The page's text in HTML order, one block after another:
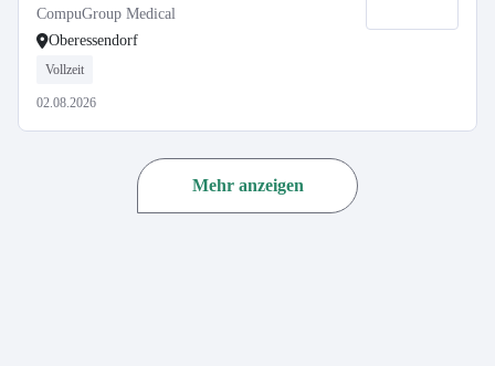
01.09.2026
CompuGroup Medical
Oberessendorf
Vollzeit
02.08.2026
Mehr anzeigen